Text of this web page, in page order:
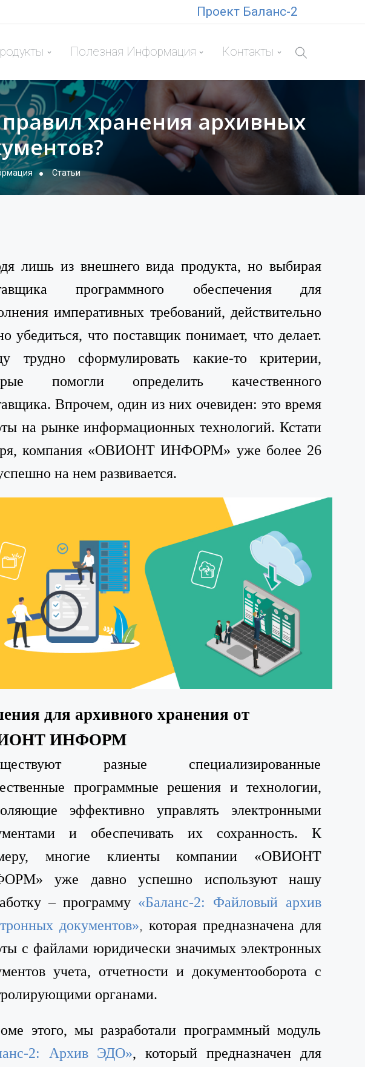
Проект Баланс-2
Полезная Информация Контакты
хранения архивных
Статьи
лишь из внешнего вида продукта, но выбирая
программного обеспечения для
императивных требований, действительно
убедиться, что поставщик понимает, что делает.
трудно сформулировать какие-то критерии,
помогли определить качественного
Впрочем, один из них очевиден: это время
на рынке информационных технологий. Кстати
компания «ОВИОНТ ИНФОРМ» уже более 26
на нем развивается.
для архивного хранения от
ИНФОРМ
разные специализированные
программные решения и технологии,
эффективно управлять электронными
и обеспечивать их сохранность. К
многие клиенты компании «ОВИОНТ
уже давно успешно используют нашу
– программу «Баланс-2: Файловый архив
документов», которая предназначена для
с файлами юридически значимых электронных
учета, отчетности и документооборота с
органами.
этого, мы разработали программный модуль
2: Архив ЭДО», который предназначен для